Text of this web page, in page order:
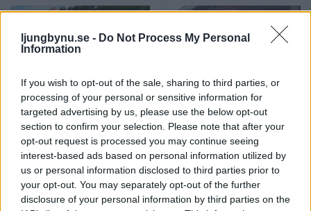
ljungbynu.se - Do Not Process My Personal
Information
If you wish to opt-out of the sale, sharing to third parties, or
processing of your personal or sensitive information for
targeted advertising by us, please use the below opt-out
section to confirm your selection. Please note that after your
opt-out request is processed you may continue seeing
interest-based ads based on personal information utilized by
us or personal information disclosed to third parties prior to
your opt-out. You may separately opt-out of the further
disclosure of your personal information by third parties on the
NYHETER 2026-07-29 KL. 06:00
Horst – en
friidrottslegend
som vägrar sluta
Marchner fyllt 85 år: "Läget
är rätt så huggligt"
NYHETER 2026-07-26 KL. 06:00
Handla bh – allt
annat än enkelt
och spontant
Tredje säsongen för Maria
med butiken på hemmaplan